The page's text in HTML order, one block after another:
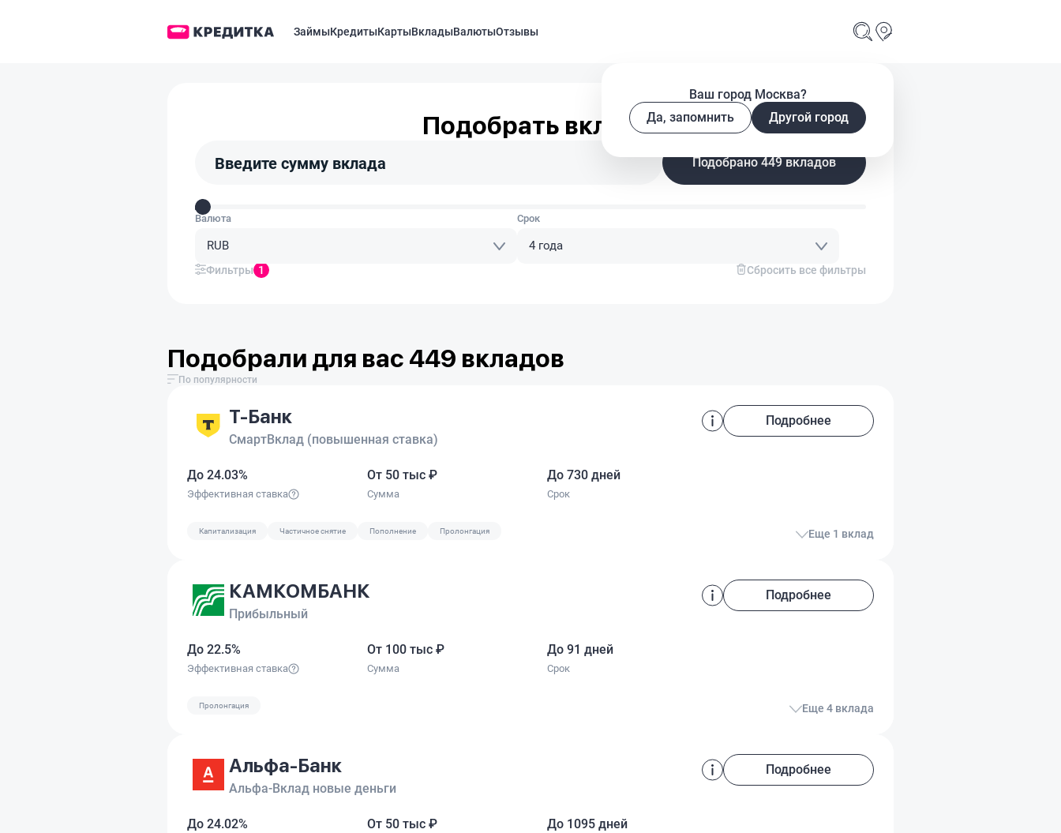
ЗаймыКредитыКартыВкладыВалютыОтзывы
Ваш город Москва?
Да, запомнить
Другой город
Подобрать вклад
Введите сумму вклада Подобрано 449 вкладов
Валюта
RUB
Срок
4 года
Фильтры 1 Сбросить все фильтры
Подобрали для вас 449 вкладов
По популярности
Т-Банк
СмартВклад (повышенная ставка)
Подробнее
До 24.03%
Эффективная ставка
От 50 тыс ₽
Сумма
До 730 дней
Срок
Капитализация Частичное снятие Пополнение Пролонгация Еще 1 вклад
КАМКОМБАНК
Прибыльный
Подробнее
До 22.5%
Эффективная ставка
От 100 тыс ₽
Сумма
До 91 дней
Срок
Пролонгация Еще 4 вклада
Альфа-Банк
Альфа-Вклад новые деньги
Подробнее
До 24.02% От 50 тыс ₽ До 1095 дней